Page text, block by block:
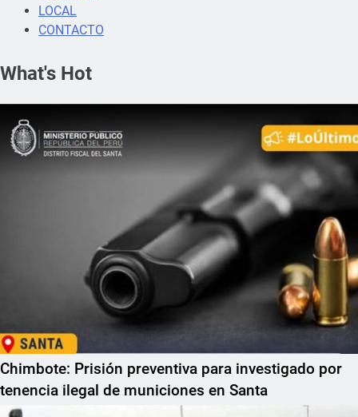
LOCAL
CONTACTO
What's Hot
Chimbote: Prisión preventiva para investigado por
tenencia ilegal de municiones en Santa